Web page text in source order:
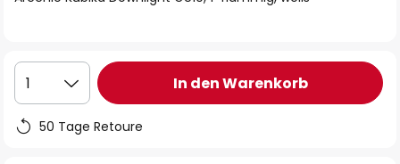
1 In den Warenkorb
50 Tage Retoure